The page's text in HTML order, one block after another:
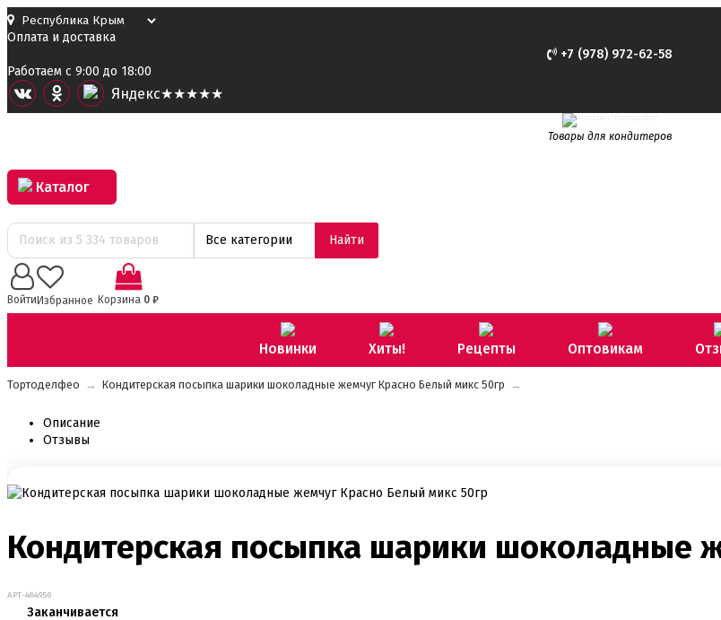
Оплата и доставка
+7 (978) 972-62-58
Работаем с 9:00 до 18:00
Яндекс★★★★★
Товары для кондитеров
Каталог
Все категории Найти
ВойтиИзбранное Корзина 0 ₽
Новинки Хиты! Рецепты Оптовикам
Тортоделфео → Кондитерская посыпка шарики шоколадные жемчуг Красно Белый микс 50гр →
Описание
Отзывы
Кондитерская посыпка шарики шоколадные
АРТ-484950
Заканчивается